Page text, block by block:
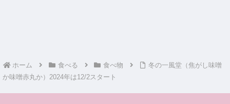
ホーム 食べる 食べ物
冬の一風堂（焦がし味噌
か味噌赤丸か）2024年は12/2スタート